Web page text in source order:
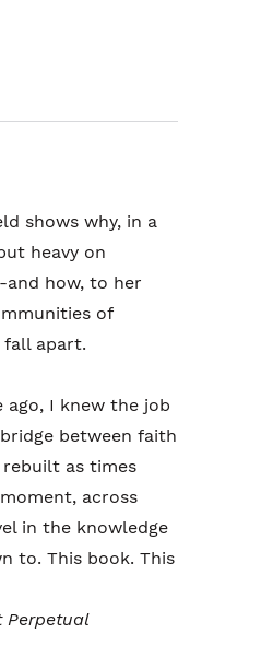
shows why, in a
heavy on
how, to her
of
apart.
ago, I knew the job
between faith
as times
across
in the knowledge
to. This book. This
Perpetual